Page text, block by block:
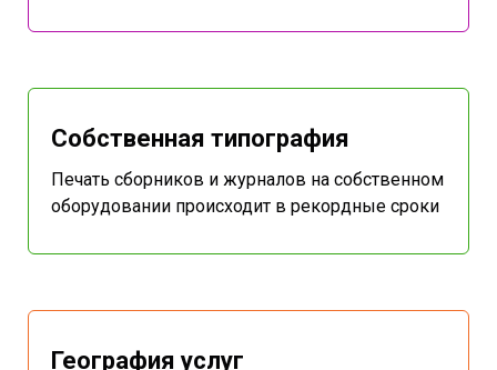
Собственная типография
Печать сборников и журналов на собственном
оборудовании происходит в рекордные сроки
География услуг